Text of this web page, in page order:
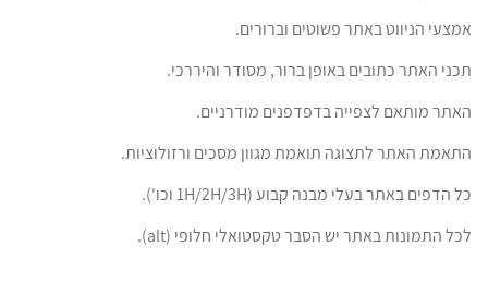
אמצעי הניווט באתר פשוטים וברורים.
תכני האתר כתובים באופן ברור, מסודר והיררכי.
האתר מותאם לצפייה בדפדפנים מודרניים.
התאמת האתר לתצוגה תואמת מגוון מסכים ורזולוציות.
כל הדפים באתר בעלי מבנה קבוע (1H/2H/3H וכו').
לכל התמונות באתר יש הסבר טקסטואלי חלופי (alt).